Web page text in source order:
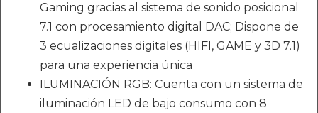
Gaming gracias al sistema de sonido posicional
7.1 con procesamiento digital DAC; Dispone de
3 ecualizaciones digitales (HIFI, GAME y 3D 7.1)
para una experiencia única
ILUMINACIÓN RGB: Cuenta con un sistema de
iluminación LED de bajo consumo con 8